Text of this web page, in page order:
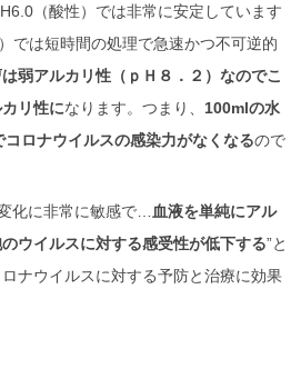
（酸性）では非常に安定しています
では短時間の処理で急速かつ不可逆的
弱アルカリ性（ｐＨ８．２）なのでこ
リ性になります。つまり、 100mlの水
ロナウイルスの感染力がなくなるので
化に非常に敏感で…
血液を単純にアル
ウイルスに対する感受性が低下する”と
ナウイルスに対する予防と治療に効果